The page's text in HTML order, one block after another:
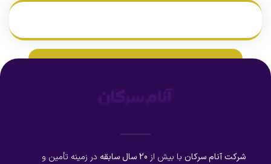
شرکت آنام سرکان با بیش از 20 سال سابقه
در زمینه تأمین و